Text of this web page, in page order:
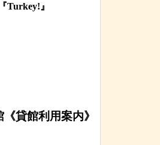
Turkey!』
貸館利用案内》